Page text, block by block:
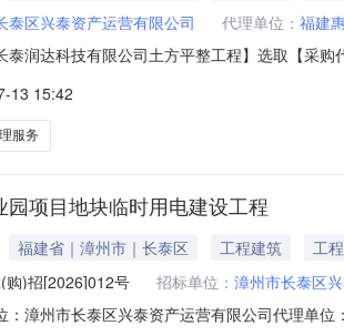
泰区兴泰资产运营有限公司 代理单位： 福建
泰润达科技有限公司土方平整工程】选取【采
时限：中选人收到中选确认书后五个工作日内
服务金
13 15:42
服务
园项目地块临时用电建设工程
福建省｜漳州市｜长泰区 工程建筑
工程
购)招[2026]012号 招标单位： 漳州市长泰区
：漳州市长泰区兴泰资产运营有限公司代理单